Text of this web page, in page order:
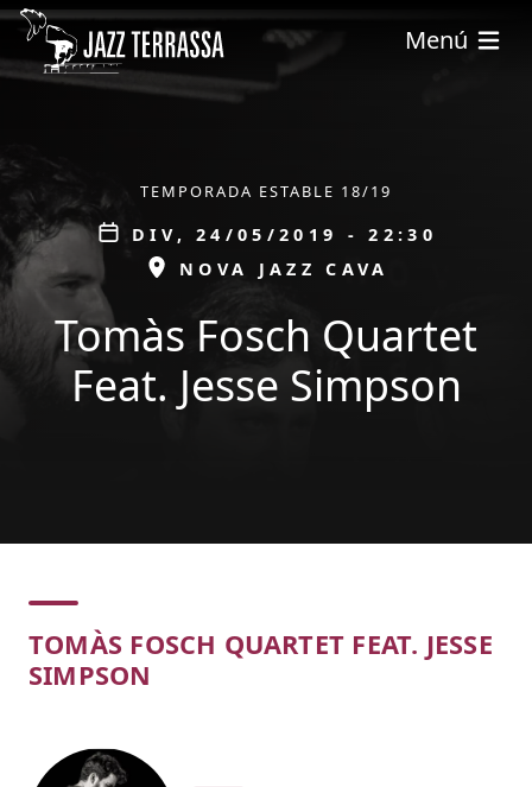
Vés al contingut
Menú
ÀMBIT TEMPORADA ESTABLE 18/19
Data
DIV, 24/05/2019 - 22:30
ESPAI
NOVA JAZZ CAVA
Tomàs Fosch Quartet
Feat. Jesse Simpson
Concert
TOMÀS FOSCH QUARTET FEAT. JESSE
SIMPSON